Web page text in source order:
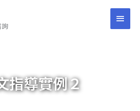
主
指導實例２